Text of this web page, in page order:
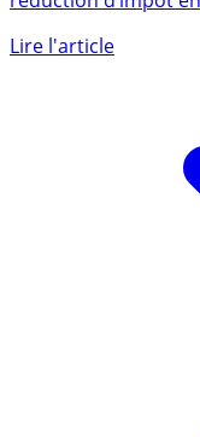
Le Plan épargne
réduction d’impôt